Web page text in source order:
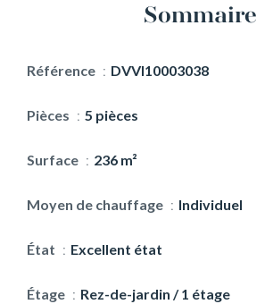
Sommaire
Référence DVVI10003038
Pièces 5 pièces
Surface 236 m²
Moyen de chauffage Individuel
État Excellent état
Étage Rez-de-jardin / 1 étage